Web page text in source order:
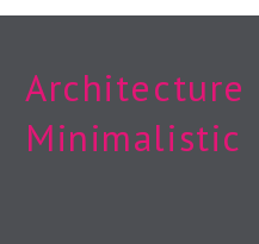
Architecture
Minimalistic